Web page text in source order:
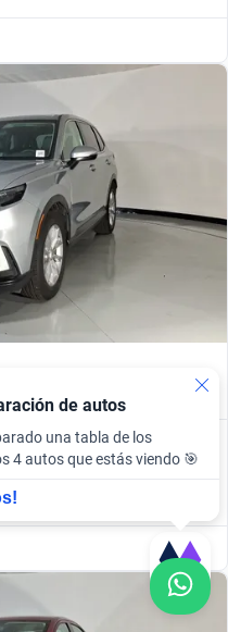
• Automático
de autos
una tabla de los
4 autos que estás viendo 🎯